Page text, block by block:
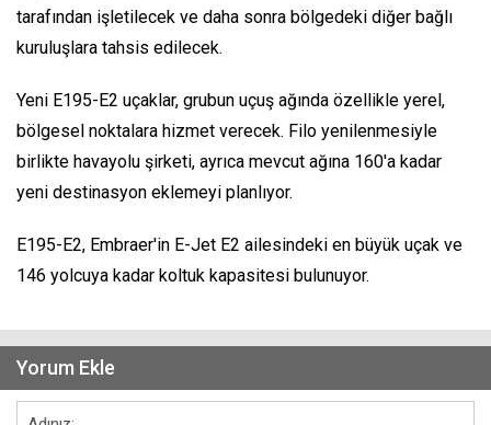
tarafından işletilecek ve daha sonra bölgedeki diğer bağlı
kuruluşlara tahsis edilecek.
Yeni E195-E2 uçaklar, grubun uçuş ağında özellikle yerel,
bölgesel noktalara hizmet verecek. Filo yenilenmesiyle
birlikte havayolu şirketi, ayrıca mevcut ağına 160'a kadar
yeni destinasyon eklemeyi planlıyor.
E195-E2, Embraer'in E-Jet E2 ailesindeki en büyük uçak ve
146 yolcuya kadar koltuk kapasitesi bulunuyor.
Yorum Ekle